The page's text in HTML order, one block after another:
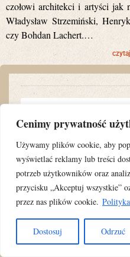
Cenimy prywatność
Używamy plików cookie, aby
wyświetlać reklamy lub treści
potrzeb użytkowników oraz
przycisku „Akceptuj wszystkie”
przez nas plików cookie.
Dostosuj Odrzuć
czołowi architekci i artyści jak
Władysław Strzemiński,
czy Bohdan Lachert.…
Zobacz co